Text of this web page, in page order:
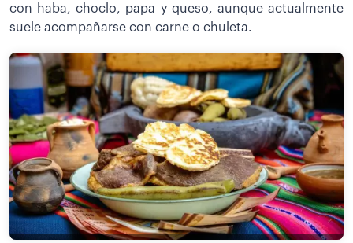
con haba, choclo, papa y queso, aunque actualmente
suele acompañarse con carne o chuleta.